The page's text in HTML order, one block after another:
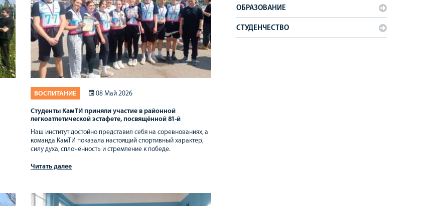
ОБРАЗОВАНИЕ
СТУДЕНЧЕСТВО
ВОСПИТАНИЕ 08 Май 2026
Студенты КамТИ приняли участие в районной
легкоатлетической эстафете, посвящённой 81-й
Наш институт достойно представил себя на соревнованиях, а
команда КамТИ показала настоящий спортивный характер,
силу духа, сплочённость и стремление к победе.
Читать далее